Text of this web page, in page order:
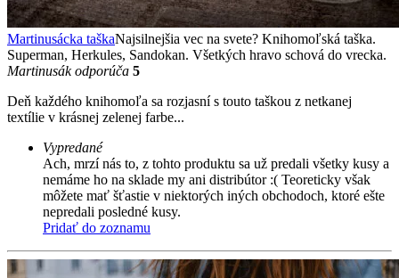
Martinusácka taškaNajsilnejšia vec na svete? Knihomoľská taška.
Superman, Herkules, Sandokan. Všetkých hravo schová do vrecka.
Martinusák odporúča 5
Deň každého knihomoľa sa rozjasní s touto taškou z netkanej
textílie v krásnej zelenej farbe...
Vypredané
Ach, mrzí nás to, z tohto produktu sa už predali všetky kusy a
nemáme ho na sklade my ani distribútor :( Teoreticky však
môžete mať šťastie v niektorých iných obchodoch, ktoré ešte
nepredali posledné kusy.
Pridať do zoznamu